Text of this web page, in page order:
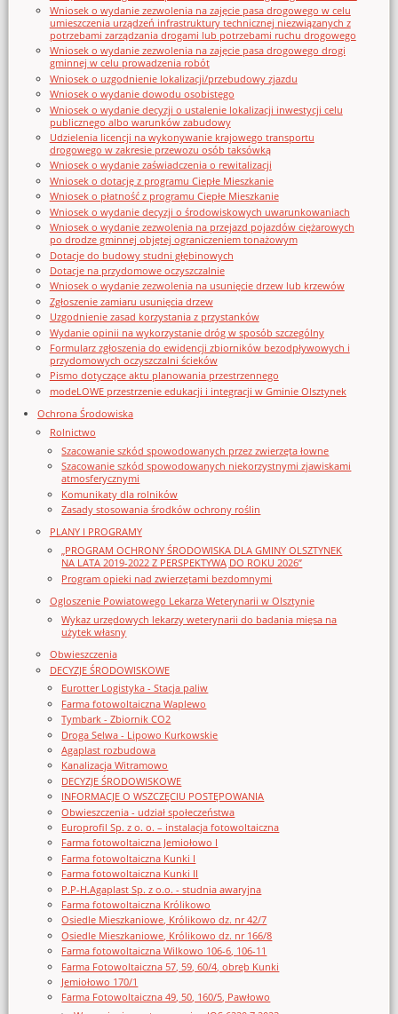
Wniosek o wydanie zezwolenia na zajęcie pasa drogowego w celu
umieszczenia urządzeń infrastruktury technicznej niezwiązanych z
potrzebami zarządzania drogami lub potrzebami ruchu drogowego
Wniosek o wydanie zezwolenia na zajęcie pasa drogowego drogi
gminnej w celu prowadzenia robót
Wniosek o uzgodnienie lokalizacji/przebudowy zjazdu
Wniosek o wydanie dowodu osobistego
Wniosek o wydanie decyzji o ustalenie lokalizacji inwestycji celu
publicznego albo warunków zabudowy
Udzielenia licencji na wykonywanie krajowego transportu
drogowego w zakresie przewozu osób taksówką
Wniosek o wydanie zaświadczenia o rewitalizacji
Wniosek o dotację z programu Ciepłe Mieszkanie
Wniosek o płatność z programu Ciepłe Mieszkanie
Wniosek o wydanie decyzji o środowiskowych uwarunkowaniach
Wniosek o wydanie zezwolenia na przejazd pojazdów ciężarowych
po drodze gminnej objętej ograniczeniem tonażowym
Dotacje do budowy studni głębinowych
Dotacje na przydomowe oczyszczalnie
Wniosek o wydanie zezwolenia na usunięcie drzew lub krzewów
Zgłoszenie zamiaru usunięcia drzew
Uzgodnienie zasad korzystania z przystanków
Wydanie opinii na wykorzystanie dróg w sposób szczególny
Formularz zgłoszenia do ewidencji zbiorników bezodpływowych i
przydomowych oczyszczalni ścieków
Pismo dotyczące aktu planowania przestrzennego
modeLOWE przestrzenie edukacji i integracji w Gminie Olsztynek
Ochrona Środowiska
Rolnictwo
Szacowanie szkód spowodowanych przez zwierzęta łowne
Szacowanie szkód spowodowanych niekorzystnymi zjawiskami
atmosferycznymi
Komunikaty dla rolników
Zasady stosowania środków ochrony roślin
PLANY I PROGRAMY
„PROGRAM OCHRONY ŚRODOWISKA DLA GMINY OLSZTYNEK
NA LATA 2019-2022 Z PERSPEKTYWĄ DO ROKU 2026”
Program opieki nad zwierzętami bezdomnymi
Ogloszenie Powiatowego Lekarza Weterynarii w Olsztynie
Wykaz urzędowych lekarzy weterynarii do badania mięsa na
użytek własny
Obwieszczenia
DECYZJE ŚRODOWISKOWE
Eurotter Logistyka - Stacja paliw
Farma fotowoltaiczna Waplewo
Tymbark - Zbiornik CO2
Droga Selwa - Lipowo Kurkowskie
Agaplast rozbudowa
Kanalizacja Witramowo
DECYZJE ŚRODOWISKOWE
INFORMACJE O WSZCZĘCIU POSTĘPOWANIA
Obwieszczenia - udział społeczeństwa
Europrofil Sp. z o. o. – instalacja fotowoltaiczna
Farma fotowoltaiczna Jemiołowo I
Farma fotowoltaiczna Kunki I
Farma fotowoltaiczna Kunki II
P.P-H.Agaplast Sp. z o.o. - studnia awaryjna
Farma fotowoltaiczna Królikowo
Osiedle Mieszkaniowe, Królikowo dz. nr 42/7
Osiedle Mieszkaniowe, Królikowo dz. nr 166/8
Farma fotowoltaiczna Wilkowo 106-6, 106-11
Farma Fotowoltaiczna 57, 59, 60/4, obręb Kunki
Jemiołowo 170/1
Farma Fotowoltaiczna 49, 50, 160/5, Pawłowo